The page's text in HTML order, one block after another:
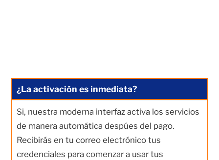
¿La activación es inmediata?
Si, nuestra moderna interfaz activa los servicios
de manera automática despúes del pago.
Recibirás en tu correo electrónico tus
credenciales para comenzar a usar tus